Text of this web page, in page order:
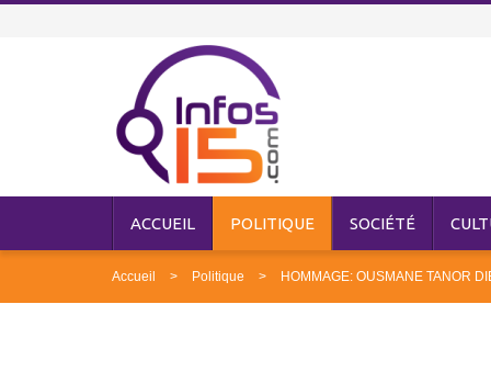
ACCUEIL POLITIQUE SOCIÉTÉ
Accueil Politique HOMMAGE: OUSMANE TANOR